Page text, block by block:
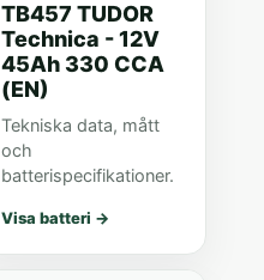
TB457 TUDOR
Technica - 12V
45Ah 330 CCA
(EN)
Tekniska data, mått
och
batterispecifikationer.
Visa batteri →